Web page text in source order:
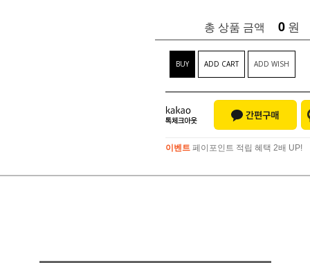
총 상품 금액 0 원
BUY ADD CART ADD WISH
이벤트 페이포인트 적립 혜택 2배 UP!